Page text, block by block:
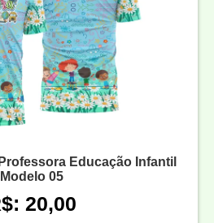
Educação Infantil
Modelo 05
20,00